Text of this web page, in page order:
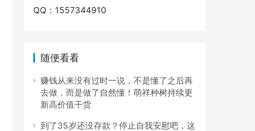
QQ：1557344910
随便看看
赚钱从来没有过时一说，不是懂了之后再
去做，而是做了自然懂！萌祥种树持续更
新高价值干货
到了35岁还没存款？停止自我安慰吧，这